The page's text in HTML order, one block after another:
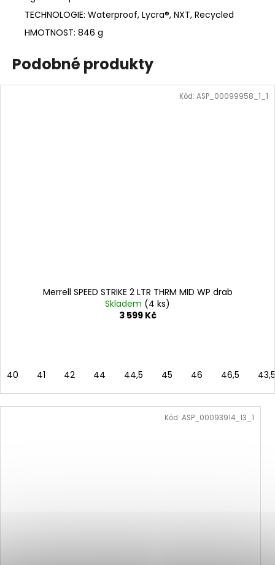
TECHNOLOGIE: Waterproof, Lycra®, NXT, Recycled
HMOTNOST: 846 g
Podobné produkty
Merrell SPEED STRIKE 2 LTR THRM MID WP drab
Skladem (4 ks)
3 599 Kč
40 41 42 44 44,5 45 46 46,5 43,5
Kód: ASP_00099958_1_1
Kód: ASP_00093914_13_1